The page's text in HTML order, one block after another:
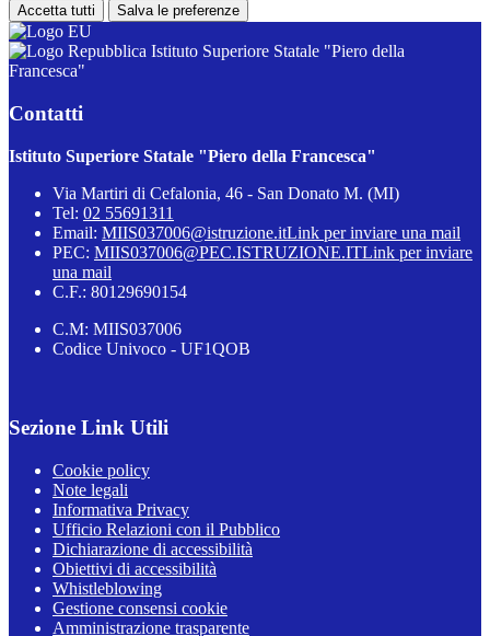
Accetta tutti Salva le preferenze
Istituto Superiore Statale "Piero della
Francesca"
Contatti
Istituto Superiore Statale "Piero della Francesca"
Via Martiri di Cefalonia, 46 - San Donato M. (MI)
Tel: 02 55691311
Email: MIIS037006@istruzione.itLink per inviare una mail
PEC: MIIS037006@PEC.ISTRUZIONE.ITLink per inviare
una mail
C.F.: 80129690154
C.M: MIIS037006
Codice Univoco - UF1QOB
Sezione Link Utili
Cookie policy
Note legali
Informativa Privacy
Ufficio Relazioni con il Pubblico
Dichiarazione di accessibilità
Obiettivi di accessibilità
Whistleblowing
Gestione consensi cookie
Amministrazione trasparente